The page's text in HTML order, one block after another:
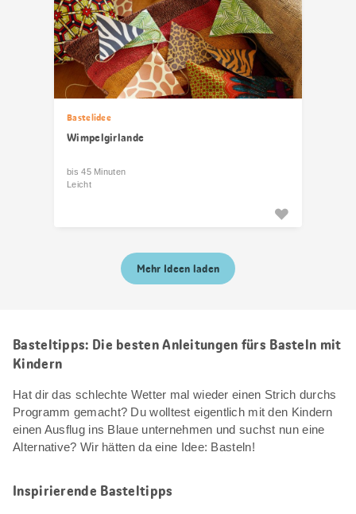
Bastelidee
Wimpelgirlande
bis 45 Minuten
Leicht
Mehr Ideen laden
Basteltipps: Die besten Anleitungen fürs Basteln mit
Kindern
Hat dir das schlechte Wetter mal wieder einen Strich durchs
Programm gemacht? Du wolltest eigentlich mit den Kindern
einen Ausflug ins Blaue unternehmen und suchst nun eine
Alternative? Wir hätten da eine Idee: Basteln!
Inspirierende Basteltipps